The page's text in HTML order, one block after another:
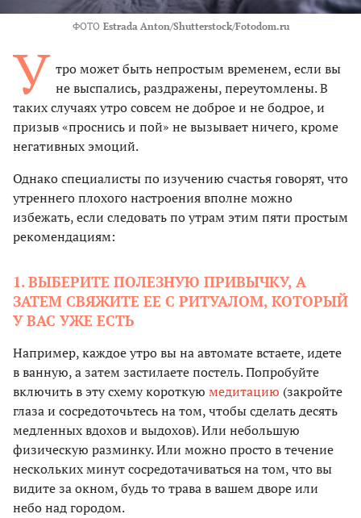
ФОТО Estrada Anton/Shutterstock/Fotodom.ru
У тро может быть непростым временем, если вы
не выспались, раздражены, переутомлены. В
таких случаях утро совсем не доброе и не бодрое, и
призыв «проснись и пой» не вызывает ничего, кроме
негативных эмоций.
Однако специалисты по изучению счастья говорят, что
утреннего плохого настроения вполне можно
избежать, если следовать по утрам этим пяти простым
рекомендациям:
1. ВЫБЕРИТЕ ПОЛЕЗНУЮ ПРИВЫЧКУ, А
ЗАТЕМ СВЯЖИТЕ ЕЕ С РИТУАЛОМ, КОТОРЫЙ
У ВАС УЖЕ ЕСТЬ
Например, каждое утро вы на автомате встаете, идете
в ванную, а затем застилаете постель. Попробуйте
включить в эту схему короткую медитацию (закройте
глаза и сосредоточьтесь на том, чтобы сделать десять
медленных вдохов и выдохов). Или небольшую
физическую разминку. Или можно просто в течение
нескольких минут сосредотачиваться на том, что вы
видите за окном, будь то трава в вашем дворе или
небо над городом.